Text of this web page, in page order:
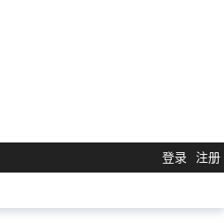
登录 注册